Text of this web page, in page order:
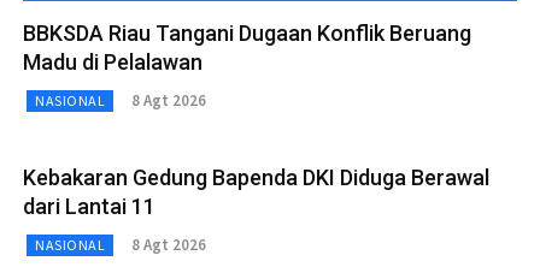
BBKSDA Riau Tangani Dugaan Konflik Beruang
Madu di Pelalawan
NASIONAL 8 Agt 2026
Kebakaran Gedung Bapenda DKI Diduga Berawal
dari Lantai 11
NASIONAL 8 Agt 2026